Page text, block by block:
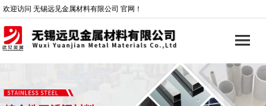
欢迎访问 无锡远见金属材料有限公司 官网！